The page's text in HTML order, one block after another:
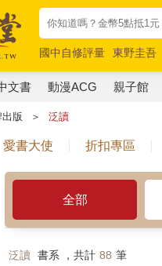
國中自修評量 東野圭吾
唯紅花綻放
奧德賽 路
文書 動漫ACG 親子館
出版 ＞ 泛讀
愛書大使 折扣專區
全部
泛讀 書系 ，共計 88 筆